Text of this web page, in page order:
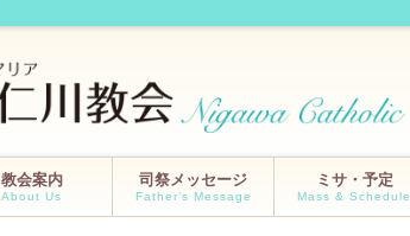
教会案内
About Us
司祭メッセージ
Father’s Message
ミサ・予定
Mass & Schedule